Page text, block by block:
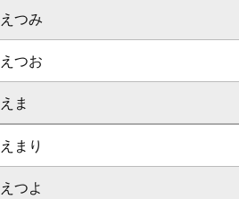
えつみ
えつお
えま
えまり
えつよ